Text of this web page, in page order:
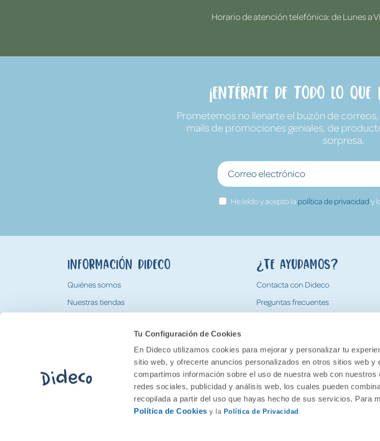
Tu Configuración de Cookies
En Dideco utilizamos cookies para mejorar y personalizar tu
sitio web, y ofrecerte anuncios personalizados en otros sitios web y
compartimos información sobre el uso de nuestra web con nuestros
redes sociales, publicidad y análisis web, los cuales pueden
recopilada a partir del uso que hayas hecho de sus servicios. Para
Política de Cookies y la Política de Privacidad .
Horario de atención telefónica: de Lunes a
¡Entérate de todo lo que
Prometemos no llenarte el buzón de
mails de promociones geniales, de
sorpresa.
He leído y acepto la política de privacidad y
Información Dideco
Quiénes somos
Nuestras tiendas
Tarjeta Regalo Dideco
¿Te ayudamos?
Contacta con Dideco
Preguntas frecuentes
Devoluciones